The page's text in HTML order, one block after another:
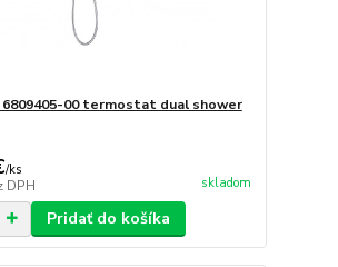
6809405-00 termostat dual shower
/ks
DPH skladom
Pridať do košíka